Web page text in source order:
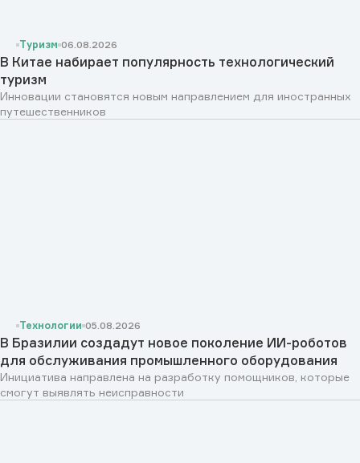
Туризм 06.08.2026
В Китае набирает популярность технологический
туризм
Инновации становятся новым направлением для иностранных
путешественников
Технологии 05.08.2026
В Бразилии создадут новое поколение ИИ-роботов
для обслуживания промышленного оборудования
Инициатива направлена на разработку помощников, которые
смогут выявлять неисправности